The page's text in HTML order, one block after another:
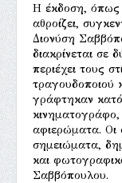
Η έκδοση, όπως
αθροίζει,
Διονύση
διακρίνεται σε
περιέχει τους
τραγουδοποιού
γράφτηκαν
αφιερώματα. Οι
σημειώματα,
και
Σαββόπουλου.